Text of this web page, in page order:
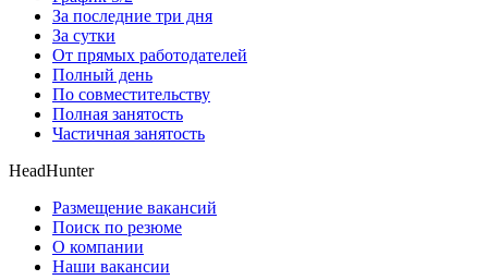
За последние три дня
За сутки
От прямых работодателей
Полный день
По совместительству
Полная занятость
Частичная занятость
HeadHunter
Размещение вакансий
Поиск по резюме
О компании
Наши вакансии